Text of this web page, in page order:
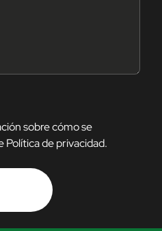
sobre cómo se
Política de privacidad.